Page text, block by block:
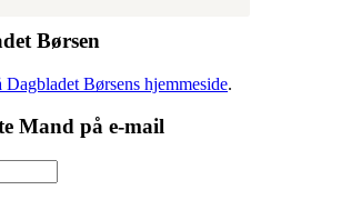
Børsen
Børsens hjemmeside.
Mand på e-mail